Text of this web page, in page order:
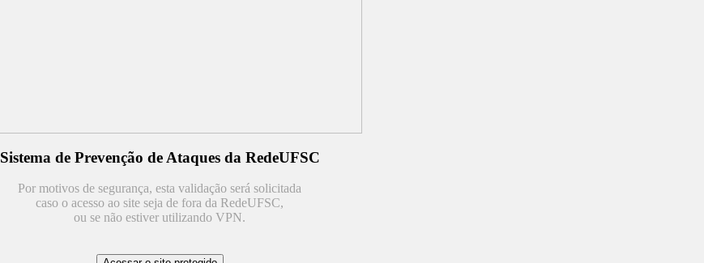
Sistema de Prevenção de Ataques da RedeUFSC
Por motivos de segurança, esta validação será solicitada
caso o acesso ao site seja de fora da RedeUFSC,
ou se não estiver utilizando VPN.